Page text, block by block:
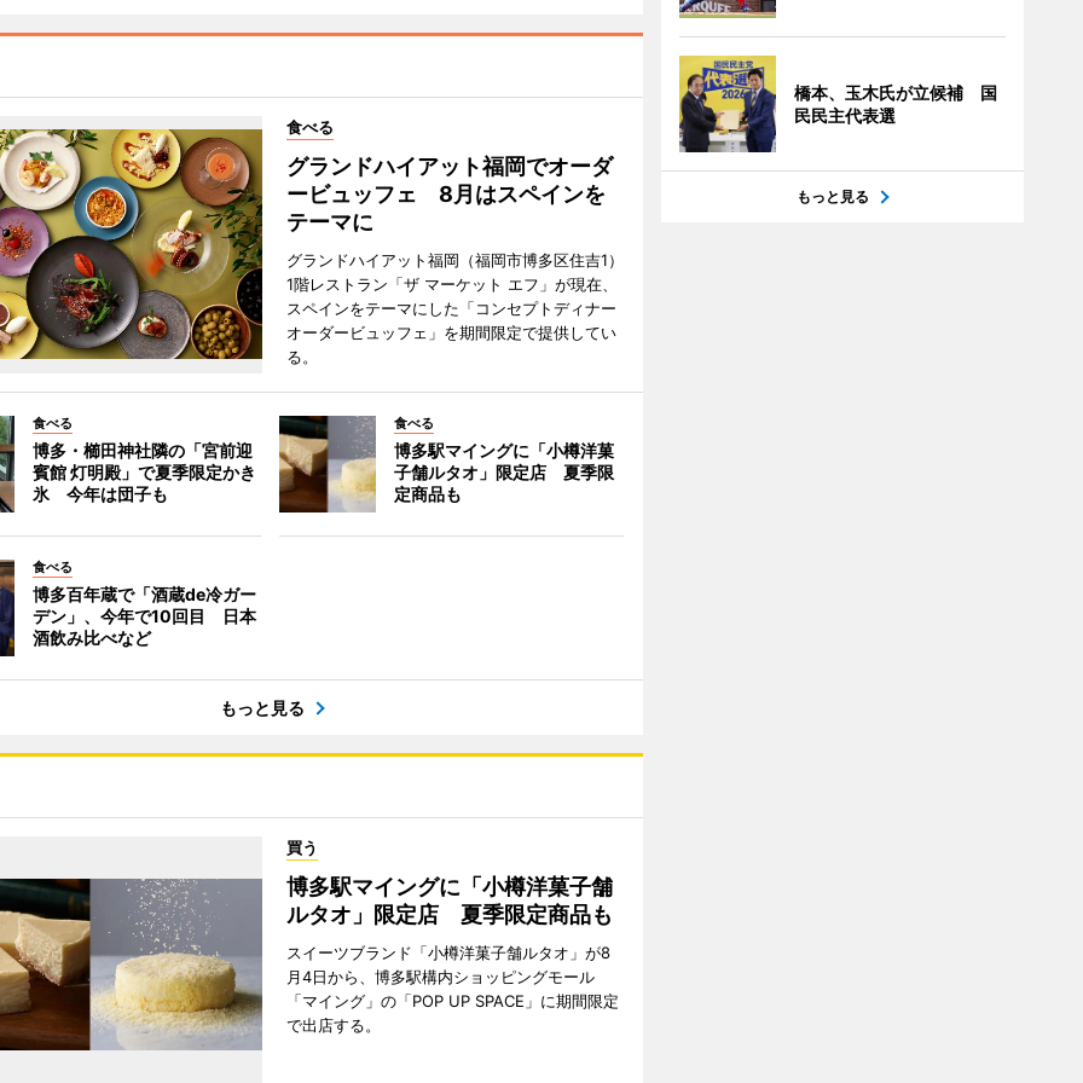
食べる
グランドハイアット福岡でオーダ
ービュッフェ 8月はスペインを
テーマに
グランドハイアット福岡（福岡市博多区住吉1）
1階レストラン「ザ マーケット エフ」が現在、
スペインをテーマにした「コンセプトディナー
オーダービュッフェ」を期間限定で提供してい
る。
食べる
博多・櫛田神社隣の「宮前迎
賓館 灯明殿」で夏季限定かき
氷 今年は団子も
食べる
博多駅マイングに「小樽洋菓
子舗ルタオ」限定店 夏季限
定商品も
食べる
博多百年蔵で「酒蔵de冷ガー
デン」、今年で10回目 日本
酒飲み比べなど
もっと見る
買う
博多駅マイングに「小樽洋菓子舗
ルタオ」限定店 夏季限定商品も
スイーツブランド「小樽洋菓子舗ルタオ」が8
月4日から、博多駅構内ショッピングモール
「マイング」の「POP UP SPACE」に期間限定
で出店する。
橋本、玉木氏が立候補 国
民民主代表選
もっと見る